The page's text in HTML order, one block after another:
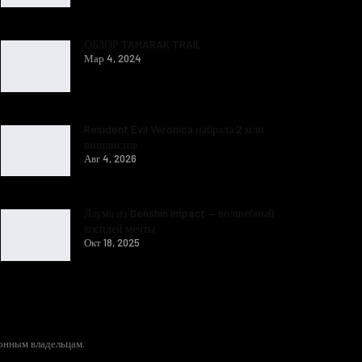
Мар 4, 2024
Авг 4, 2026
Окт 18, 2025
владельцам.